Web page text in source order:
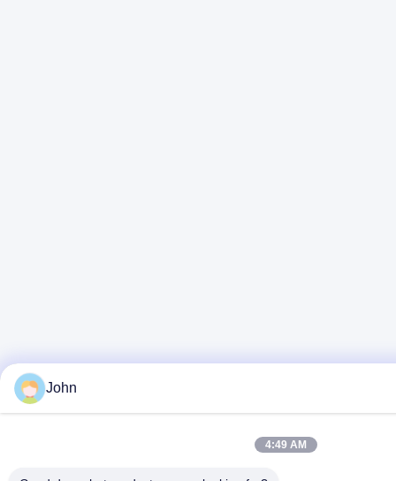
John
4:49 AM